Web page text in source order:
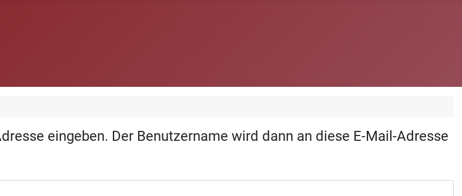
eingeben. Der Benutzername wird dann an diese E-Mail-Adresse